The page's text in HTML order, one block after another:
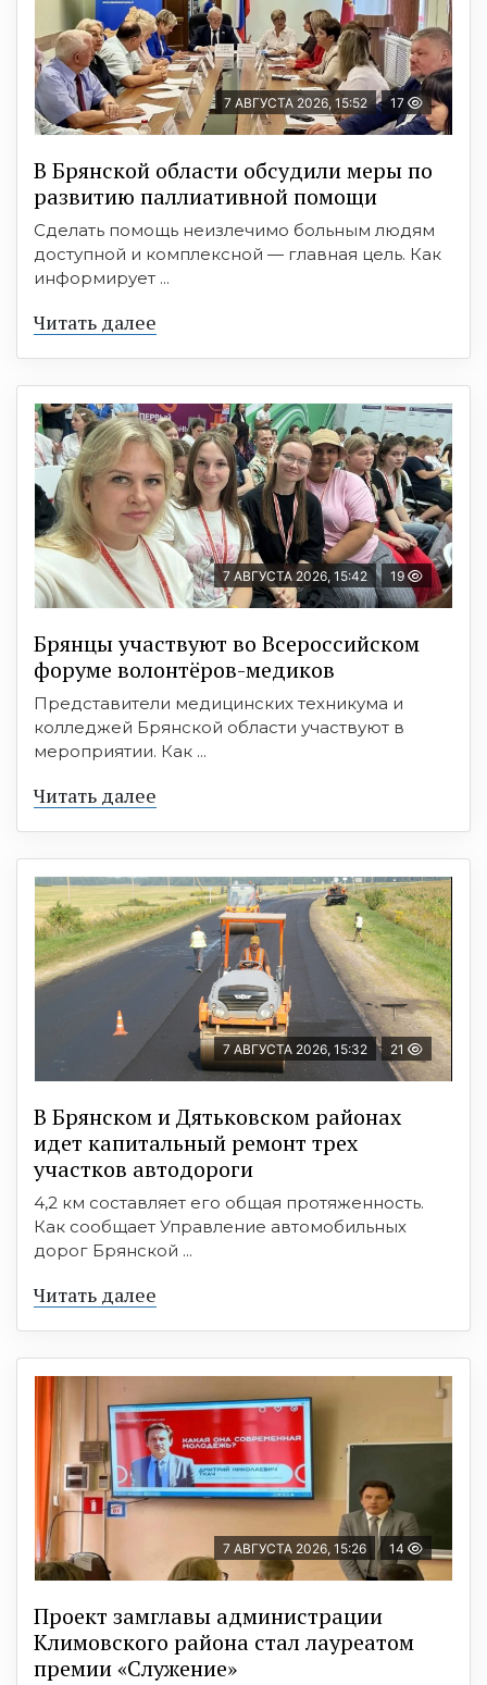
7 АВГУСТА 2026, 15:52 17
В Брянской области обсудили меры по
развитию паллиативной помощи
Сделать помощь неизлечимо больным людям
доступной и комплексной — главная цель. Как
информирует ...
Читать далее
7 АВГУСТА 2026, 15:42 19
Брянцы участвуют во Всероссийском
форуме волонтёров-медиков
Представители медицинских техникума и
колледжей Брянской области участвуют в
мероприятии. Как ...
Читать далее
7 АВГУСТА 2026, 15:32 21
В Брянском и Дятьковском районах
идет капитальный ремонт трех
участков автодороги
4,2 км составляет его общая протяженность.
Как сообщает Управление автомобильных
дорог Брянской ...
Читать далее
7 АВГУСТА 2026, 15:26 14
Проект замглавы администрации
Климовского района стал лауреатом
премии «Служение»